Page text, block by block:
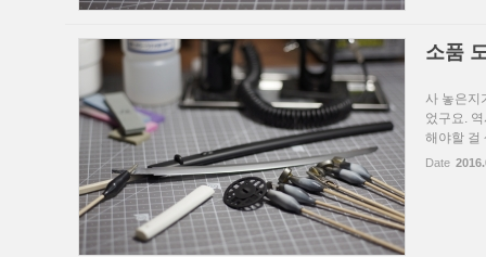
소품
사 놓은지
었구요.
해야할 걸
Date